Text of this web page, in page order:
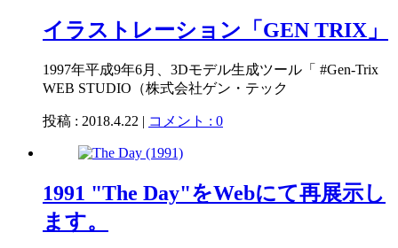
イラストレーション「GEN TRIX」
1997年平成9年6月、3Dモデル生成ツール「 #Gen-Trix
WEB STUDIO（株式会社ゲン・テック
投稿 : 2018.4.22 | コメント : 0
1991 "The Day"をWebにて再展示し
ます。